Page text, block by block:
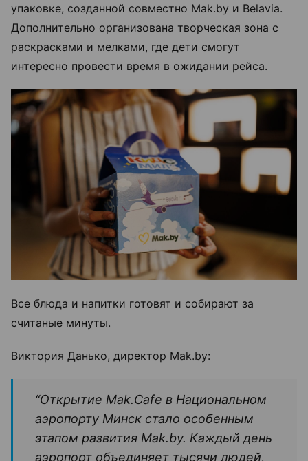
упаковке, созданной совместно Mak.by и Belavia.
Дополнительно организована творческая зона с
раскрасками и мелками, где дети смогут
интересно провести время в ожидании рейса.
Все блюда и напитки готовят и собирают за
считаные минуты.
Виктория Данько, директор Mak.by:
“Открытие Mak.Cafe в Национальном
аэропорту Минск стало особенным
этапом развития Mak.by. Каждый день
аэропорт объединяет тысячи людей,